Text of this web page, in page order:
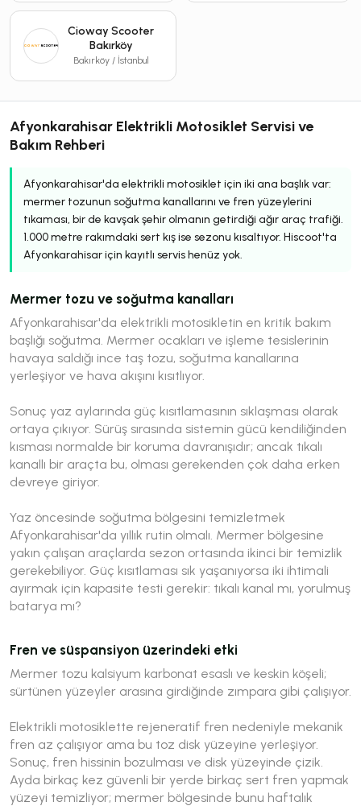
Cioway Scooter
Bakırköy
Bakırköy / İstanbul
Afyonkarahisar Elektrikli Motosiklet Servisi ve
Bakım Rehberi
Afyonkarahisar'da elektrikli motosiklet için iki ana başlık var:
mermer tozunun soğutma kanallarını ve fren yüzeylerini
tıkaması, bir de kavşak şehir olmanın getirdiği ağır araç trafiği.
1.000 metre rakımdaki sert kış ise sezonu kısaltıyor. Hiscoot'ta
Afyonkarahisar için kayıtlı servis henüz yok.
Mermer tozu ve soğutma kanalları
Afyonkarahisar'da elektrikli motosikletin en kritik bakım
başlığı soğutma. Mermer ocakları ve işleme tesislerinin
havaya saldığı ince taş tozu, soğutma kanallarına
yerleşiyor ve hava akışını kısıtlıyor.
Sonuç yaz aylarında güç kısıtlamasının sıklaşması olarak
ortaya çıkıyor. Sürüş sırasında sistemin gücü kendiliğinden
kısması normalde bir koruma davranışıdır; ancak tıkalı
kanallı bir araçta bu, olması gerekenden çok daha erken
devreye giriyor.
Yaz öncesinde soğutma bölgesini temizletmek
Afyonkarahisar'da yıllık rutin olmalı. Mermer bölgesine
yakın çalışan araçlarda sezon ortasında ikinci bir temizlik
gerekebiliyor. Güç kısıtlaması sık yaşanıyorsa iki ihtimali
ayırmak için kapasite testi gerekir: tıkalı kanal mı, yorulmuş
batarya mı?
Fren ve süspansiyon üzerindeki etki
Mermer tozu kalsiyum karbonat esaslı ve keskin köşeli;
sürtünen yüzeyler arasına girdiğinde zımpara gibi çalışıyor.
Elektrikli motosiklette rejeneratif fren nedeniyle mekanik
fren az çalışıyor ama bu toz disk yüzeyine yerleşiyor.
Sonuç, fren hissinin bozulması ve disk yüzeyinde çizik.
Ayda birkaç kez güvenli bir yerde birkaç sert fren yapmak
yüzeyi temizliyor; mermer bölgesinde bunu haftalık